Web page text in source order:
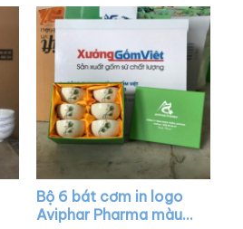
Bộ 6 bát cơm in logo
Aviphar Pharma màu